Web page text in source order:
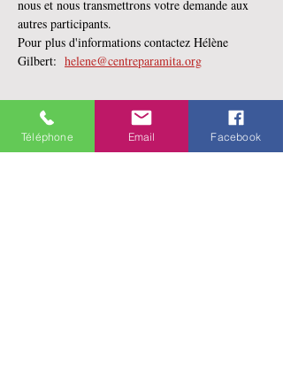
nous et nous transmettrons votre demande aux
autres participants.
Pour plus d'informations contactez Hélène
Gilbert: helene@centreparamita.org
Partager cet événement
Téléphone Email Facebook